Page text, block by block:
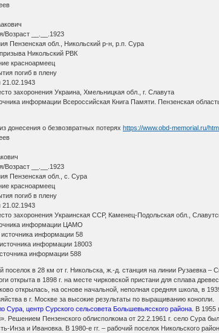
Возраст __.__.1923
Пензенская обл., Никольский р-н, р.п. Сура
Никольский РВК
красноармеец
погиб в плену
21.02.1943
захоронения Украина, Хмельницкая обл., г. Славута
информации Всероссийская Книга Памяти. Пензенская
донесения о безвозвратных потеряхhttps://www.obd-memorial.ru/
Возраст __.__.1923
Пензенская обл., с. Сура
красноармеец
погиб в плену
21.02.1943
захоронения Украинская ССР, Каменец-Подольская обл.,
информации ЦАМО
информации 58
информации 18003
информации 588
поселок в 28 км от г. Никольска, ж.-д. станция на линии Рузаевка
открыта в 1898 г. на месте чирковской пристани для сплава
открылась, на основе начальной, неполная средняя школа, в
в г. Москве за высокие результаты по выращиванию конопли.
Сура, центр Сурского сельсовета Большевьясского района. В 1955
Решением Пензенского облисполкома от 22.2.1961 г. село Сура
Инза и Ивановка. В 1980-е гг. – рабочий поселок Никольского